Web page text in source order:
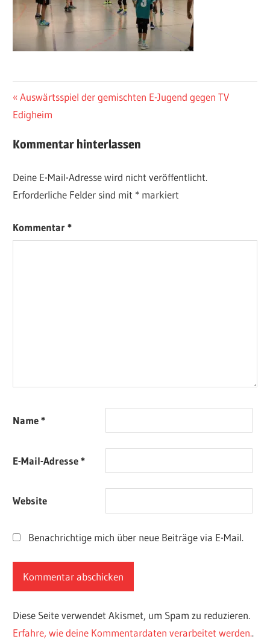
Beitragsnavigation
Vorheriger
Beitrag:
Auswärtsspiel der gemischten E-Jugend gegen TV
Edigheim
Kommentar hinterlassen
Deine E-Mail-Adresse wird nicht veröffentlicht.
Erforderliche Felder sind mit * markiert
Kommentar*
Name*
E-Mail-Adresse*
Website
Benachrichtige mich über neue Beiträge via E-Mail.
Diese Seite verwendet Akismet, um Spam zu reduzieren.
Erfahre, wie deine Kommentardaten verarbeitet werden..